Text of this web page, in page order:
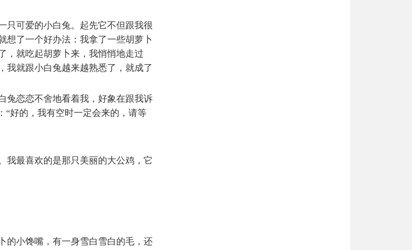
只可爱的小白兔。起先它不但跟我很
想了一个好办法：我拿了一些胡萝卜
，就吃起胡萝卜来，我悄悄地走过
我就跟小白兔越来越熟悉了，就成了
兔恋恋不舍地看着我，好象在跟我诉
“好的，我有空时一定会来的，请等
我最喜欢的是那只美丽的大公鸡，它
的小馋嘴，有一身雪白雪白的毛，还